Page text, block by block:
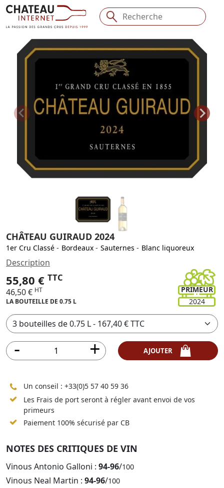
CHÂTEAU GUIRAUD 2024
1er Cru Classé - Bordeaux - Sauternes - Blanc liquoreux
PRIMEUR
2024
Description
55,80 € TTC
46,50 € HT
LA BOUTEILLE DE 0.75 L
Un conseil : +33(0)5 57 40 59 36
Les Frais de port seront à régler avant envoi de vos
primeurs
Paiement 100% sécurisé par CB
NOTES DES CRITIQUES DE VIN
Vinous Antonio Galloni : 94-96/100
Vinous Neal Martin : 94-96/100